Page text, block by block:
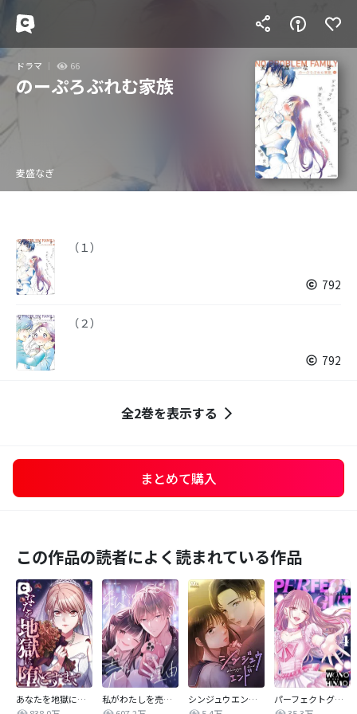
ドラマ 66
のーぷろぶれむ家族
麦盛なぎ
（１）
792
（２）
792
全2巻を表示する
まとめて購入
この作品の読者によく読まれている作品
あなたを地獄に堕とすまで
私がわたしを売る理由
シンジュウエンド【タテヨミ】
パーフェクトグリッター